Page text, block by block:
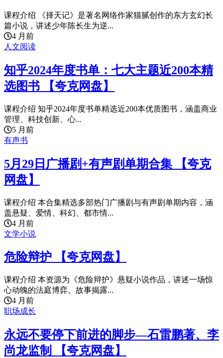
课程介绍 《择天记》是著名网络作家猫腻创作的东方玄幻长
篇小说，讲述少年陈长生为逆...
4 月前
人文阅读
知乎2024年度书单：七大主题近200本精
选图书 【夸克网盘】
课程介绍 知乎2024年度书单精选近200本优质图书，涵盖商业
管理、科技创新、心...
5 月前
有声书
5月29日广播剧+有声剧单期合集 【夸克
网盘】
课程介绍 本合集精选多部热门广播剧与有声剧单期内容，涵
盖悬疑、爱情、科幻、都市情...
4 月前
文学小说
危险辩护 【夸克网盘】
课程介绍 本资源为《危险辩护》悬疑小说作品，讲述一场惊
心动魄的法庭博弈。故事揭露...
4 月前
职场成长
永远不要停下前进的脚步—石雷鹏著、李
尚龙监制 【夸克网盘】